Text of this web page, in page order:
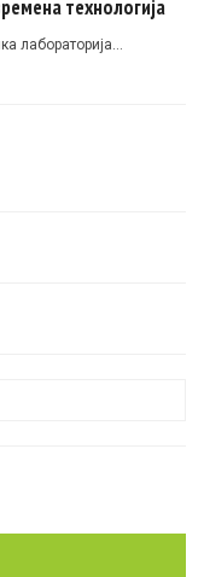
технологија
лабораторија…